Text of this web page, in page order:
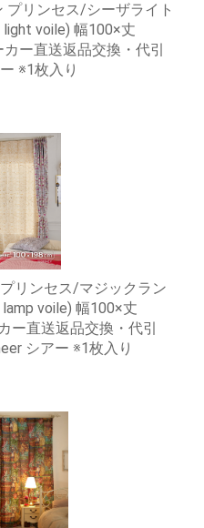
プリンセス/シーザライト
voile) 幅100×丈
ー直送返品交換・代引
※1枚入り
リンセス/マジックラン
voile) 幅100×丈
ー直送返品交換・代引
シアー ※1枚入り